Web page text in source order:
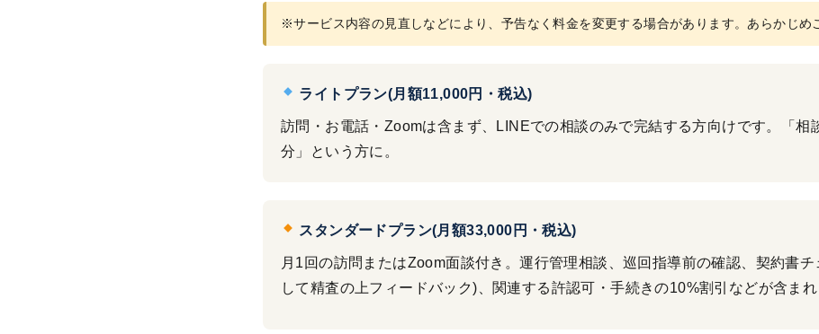
※サービス内容の見直しなどにより、予告なく料金を変更する場合があります。あらかじめ
ライトプラン(月額11,000円・税込)
訪問・お電話・Zoomは含まず、LINEでの相談のみで完結する方向けです。「相
分」という方に。
スタンダードプラン(月額33,000円・税込)
月1回の訪問またはZoom面談付き。運行管理相談、巡回指導前の確認、契約書チ
して精査の上フィードバック)、関連する許認可・手続きの10%割引などが含まれ